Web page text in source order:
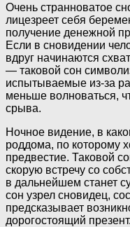
Очень странноватое
лицезреет себя
получение денежной
Если в сновидении
вдруг начинаются
— таковой сон
испытываемые из-за
меньше волноваться,
срыва.
Ночное видение, в
роддома, по которому
предвестие. Таковой
скорую встречу со
в дальнейшем станет
сон узрел сновидец,
предсказывает
дорогостоящий презент.